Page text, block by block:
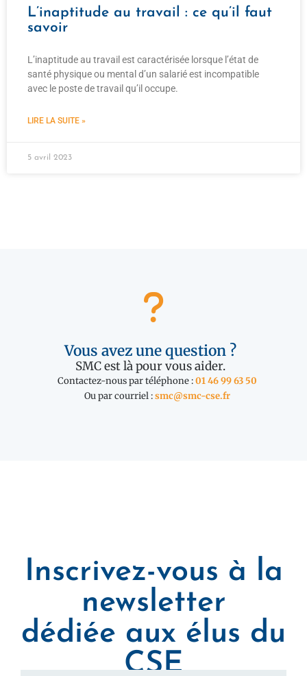
L’inaptitude au travail : ce qu’il faut
savoir
L’inaptitude au travail est caractérisée lorsque l’état de
santé physique ou mental d’un salarié est incompatible
avec le poste de travail qu’il occupe.
LIRE LA SUITE »
5 avril 2023
Vous avez une question ?
SMC est là pour vous aider.
Contactez-nous par téléphone :01 46 99 63 50
Ou par courriel :smc@smc-cse.fr
Inscrivez-vous à la
newsletter
dédiée aux élus du
CSE